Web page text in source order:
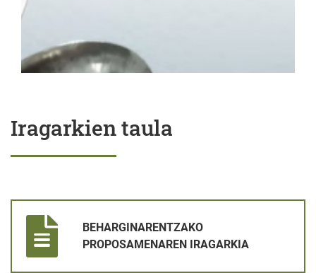
Iragarkien taula
BEHARGINARENTZAKO
PROPOSAMENAREN IRAGARKIA